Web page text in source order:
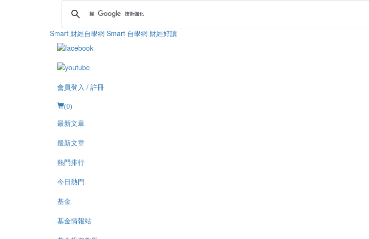
Smart 財經自學網 Smart 自學網 財經好讀
會員登入 / 註冊
(0)
最新文章
最新文章
熱門排行
今日熱門
基金
基金情報站